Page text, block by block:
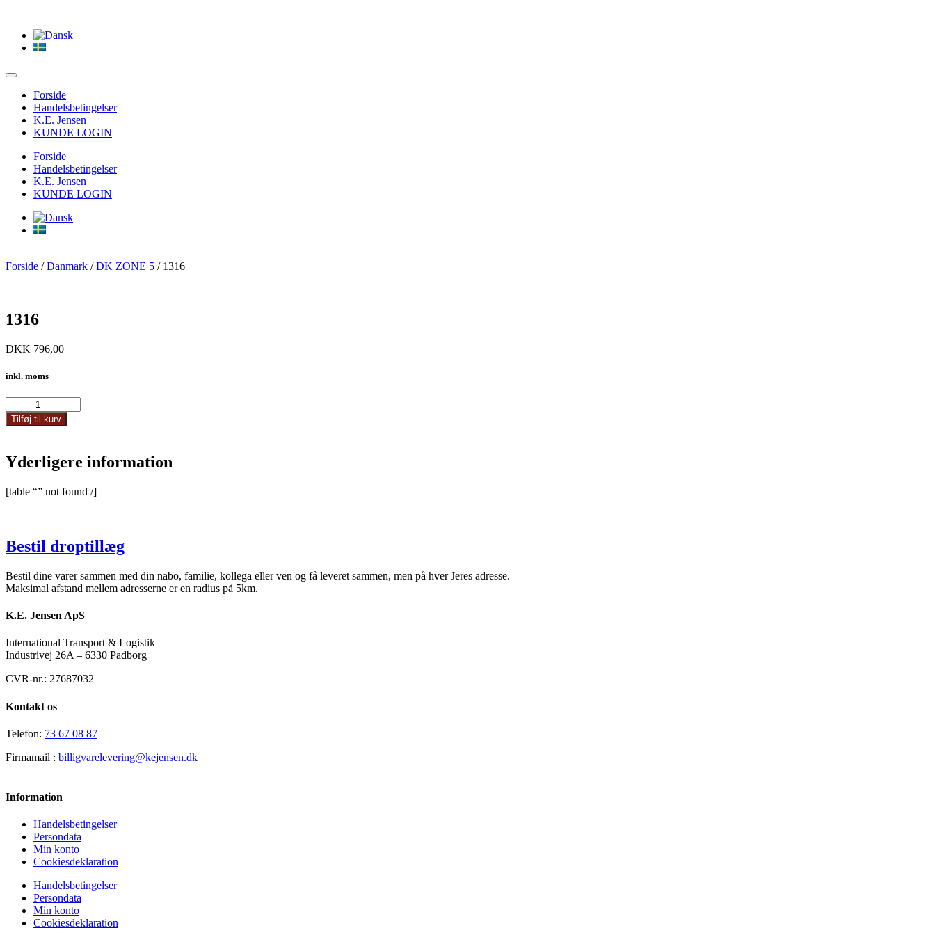
Forside
Handelsbetingelser
K.E. Jensen
KUNDE LOGIN
Forside
Handelsbetingelser
K.E. Jensen
KUNDE LOGIN
Forside /Danmark /DK ZONE 5 / 1316
1316
DKK 796,00
inkl. moms
antal
Tilføj til kurv
Yderligere information
[table “” not found /]
Bestil droptillæg
Bestil dine varer sammen med din nabo, familie, kollega eller ven og få leveret sammen, men på hver Jeres adresse.
Maksimal afstand mellem adresserne er en radius på 5km.
K.E. Jensen ApS
International Transport & Logistik
Industrivej 26A – 6330 Padborg
CVR-nr.: 27687032
Kontakt os
Telefon: 73 67 08 87
Firmamail : billigvarelevering@kejensen.dk
Information
Handelsbetingelser
Persondata
Min konto
Cookiesdeklaration
Handelsbetingelser
Persondata
Min konto
Cookiesdeklaration